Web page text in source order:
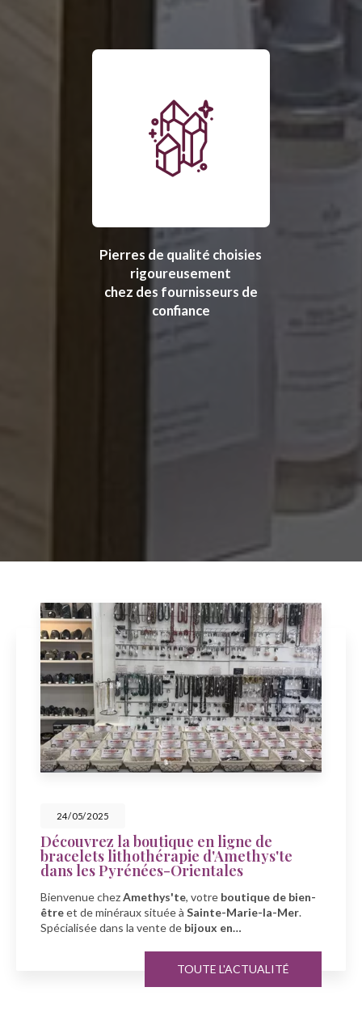
Pierres de qualité choisies
rigoureusement
chez des fournisseurs de
confiance
23/05/2025
Célébrez la fête des mers avec
Amethys'te à Sainte-Marie-la-Mer
À l'occasion de la fête des mers, découvrez la boutique
Amethys'te, votre spécialiste enbien-être et
minérauxàSainte-Marie-la-Mer…
TOUTE L'ACTUALITÉ